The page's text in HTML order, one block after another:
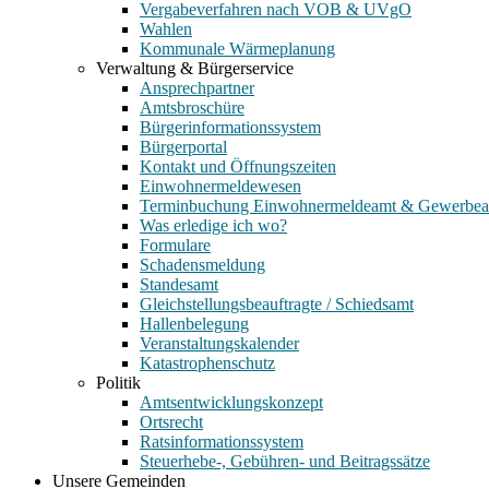
Vergabeverfahren nach VOB & UVgO
Wahlen
Kommunale Wärmeplanung
Verwaltung & Bürgerservice
Ansprechpartner
Amtsbroschüre
Bürgerinformationssystem
Bürgerportal
Kontakt und Öffnungszeiten
Einwohnermeldewesen
Terminbuchung Einwohnermeldeamt &
Was erledige ich wo?
Formulare
Schadensmeldung
Standesamt
Gleichstellungsbeauftragte / Schiedsamt
Hallenbelegung
Veranstaltungskalender
Katastrophenschutz
Politik
Amtsentwicklungskonzept
Ortsrecht
Ratsinformationssystem
Steuerhebe-, Gebühren- und Beitragssätze
Unsere Gemeinden